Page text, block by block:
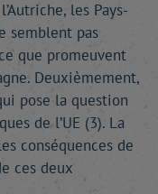
les Pays-
semblent pas
que promeuvent
Deuxièmement,
pose la question
de l’UE (3). La
conséquences de
ces deux